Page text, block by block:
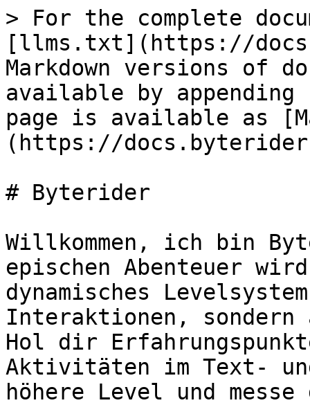
> For the complete
[llms.txt](https://
Markdown versions of
available by
page is available as
(https://
# Byterider
Willkommen, ich bin
epischen Abenteuer
dynamisches
Interaktionen, sondern
Hol dir
Aktivitäten im Text-
höhere Level und